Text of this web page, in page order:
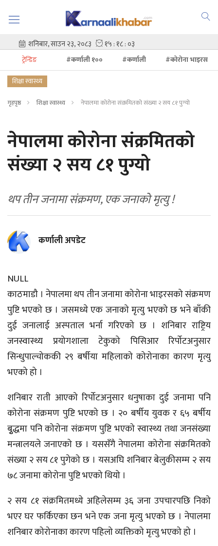
ट्रेन्डिङ #कर्णाली १०० #कर्णाली
#कोरोना भाइरस
शिक्षा स्वास्थ्य
गृहपृष्ठ शिक्षा स्वास्थ्य नेपालमा कोरोना संक्रमितको संख्या २ सय ८१ पुग्यो
नेपालमा कोरोना संक्रमितको
संख्या २ सय ८१ पुग्यो
थप तीन जनामा संक्रमण, एक जनाको मृत्यु !
कर्णाली अपडेट
NULL
काठमाडौ । नेपालमा थप तीन जनामा कोरोना भाइरसको संक्रमण
पुष्टि भएको छ । जसमध्ये एक जनाको मृत्यु भएको छ भने बाँकी
दुई जनालाई अस्पताल भर्ना गरिएको छ । शनिबार राष्ट्रिय
जनस्वास्थ्य प्रयोगशाला टेकुको पिसिआर रिर्पोटअनुसार
सिन्धुपाल्चोककी २९ बर्षीया महिलाको कोरोनाका कारण मृत्यु
भएको हो ।
शनिबार राती आएको रिर्पोटअनुसार धनुषाका दुई जनामा पनि
कोरोना संक्रमण पुष्टि भएको छ । २० बर्षीय युवक र ६५ बर्षीय
बुृद्धमा पनि कोरोना संक्रमण पुष्टि भएको स्वास्थ्य तथा जनसंख्या
मन्त्रालयले जनाएको छ । यससँगै नेपालमा कोरोना संक्रमितको
संख्या २ सय ८१ पुगेको छ । यसअघि शनिबार बेलुकीसम्म २ सय
७८ जनामा कोरोना पुष्टि भएको थियो ।
२ सय ८१ संक्रमितमध्ये अहिलेसम्म ३६ जना उपचारपछि निको
भएर घर फर्किएका छन भने एक जना मृत्यु भएको छ । नेपालमा
शनिबार कोरोनाका कारण पहिलो व्यक्तिको मृत्यु भएको हो ।